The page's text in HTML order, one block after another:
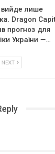
лише
Dragon
прогноз для
України —…
NEXT